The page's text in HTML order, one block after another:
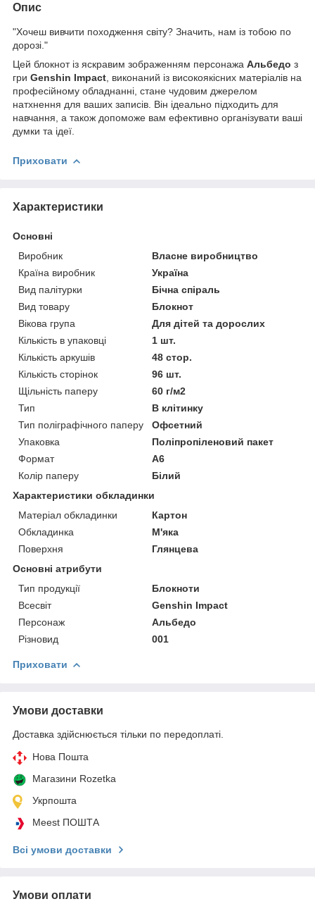
Опис
"Хочеш вивчити походження світу? Значить, нам із тобою по
дорозі."
Цей блокнот із яскравим зображенням персонажа Альбедо з
гри Genshin Impact , виконаний із високоякісних матеріалів на
професійному обладнанні, стане чудовим джерелом
натхнення для ваших записів. Він ідеально підходить для
навчання, а також допоможе вам ефективно організувати ваші
думки та ідеї.
Приховати
Характеристики
Основні
Виробник
Власне виробництво
Країна виробник
Україна
Вид палітурки
Бічна спіраль
Вид товару
Блокнот
Вікова група
Для дітей та дорослих
Кількість в упаковці
1 шт.
Кількість аркушів
48 стор.
Кількість сторінок
96 шт.
Щільність паперу
60 г/м2
Тип
В клітинку
Тип поліграфічного паперу
Офсетний
Упаковка
Поліпропіленовий пакет
Формат
A6
Колір паперу
Білий
Характеристики обкладинки
Матеріал обкладинки
Картон
Обкладинка
М'яка
Поверхня
Глянцева
Основні атрибути
Тип продукції
Блокноти
Всесвіт
Genshin Impact
Персонаж
Альбедо
Різновид
001
Приховати
Умови доставки
Доставка здійснюється тільки по передоплаті.
Нова Пошта
Магазини Rozetka
Укрпошта
Meest ПОШТА
Всі умови доставки
Умови оплати